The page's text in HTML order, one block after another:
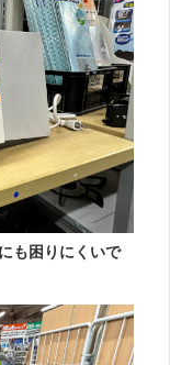
も困りにくいで